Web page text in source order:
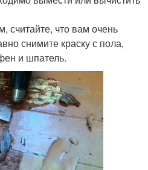
считайте, что вам очень
снимите краску с пола,
и шпатель.